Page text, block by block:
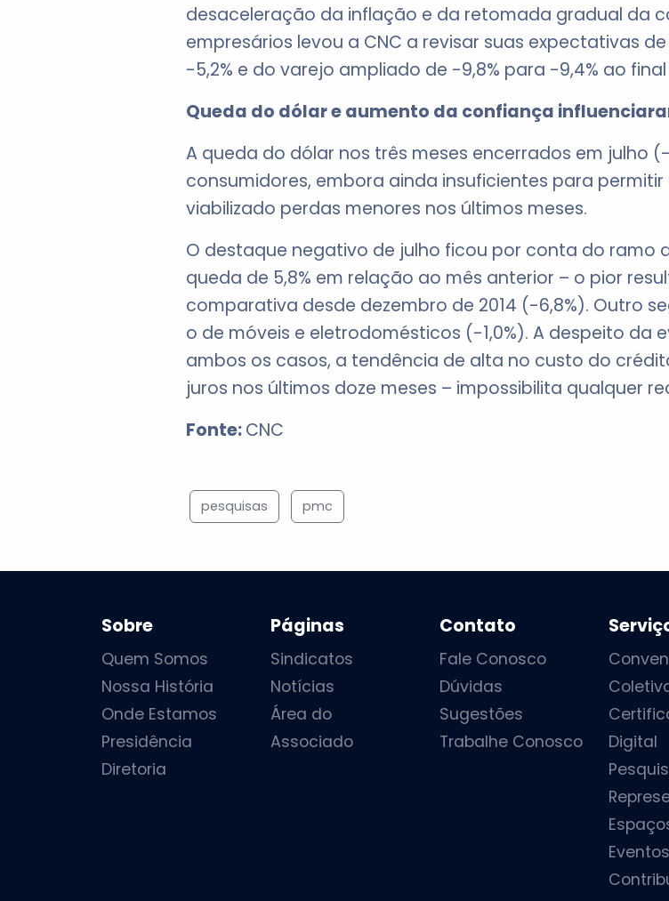
desaceleração da inflação e da retomada gradual da
empresários levou a CNC a revisar suas expectativas
-5,2% e do varejo ampliado de -9,8% para -9,4% ao final
Queda do dólar e aumento da confiança
A queda do dólar nos três meses encerrados em julho
consumidores, embora ainda insuficientes para
viabilizado perdas menores nos últimos meses.
O destaque negativo de julho ficou por conta do ramo
queda de 5,8% em relação ao mês anterior – o pior
comparativa desde dezembro de 2014 (-6,8%). Outro
o de móveis e eletrodomésticos (-1,0%). A despeito da
ambos os casos, a tendência de alta no custo do
juros nos últimos doze meses – impossibilita qualquer
Fonte:CNC
pesquisas pmc
Sobre
Quem Somos
Nossa História
Onde Estamos
Presidência
Diretoria
Páginas
Sindicatos
Notícias
Área do
Associado
Contato
Fale Conosco
Dúvidas
Sugestões
Trabalhe Conosco
Digital
Eventos